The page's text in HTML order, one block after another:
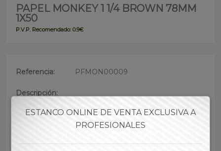
PAPEL MONKEY 1 1/4 BROWN 78MM
1X50
P.V.P. Recomendado: 0.9€
Referencia: PFMON00009
Descripción:
100% natural, sin colorantes ni aditivos
• Combustión lenta
• 32 papeles/librillo
ESTANCO ONLINE DE VENTA EXCLUSIVA A
PROFESIONALES